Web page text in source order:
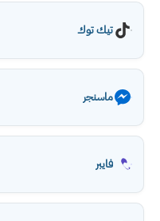
تيك توك
ماسنجر
فايبر